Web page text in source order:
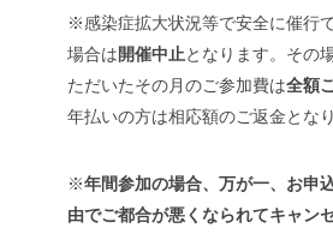
※感染症拡大状況等で安全に催行
場合は開催中止となります。その
ただいたその月のご参加費は全額
年払いの方は相応額のご返金となり
※年間参加の場合、万が一、お申
由でご都合が悪くなられてキャン